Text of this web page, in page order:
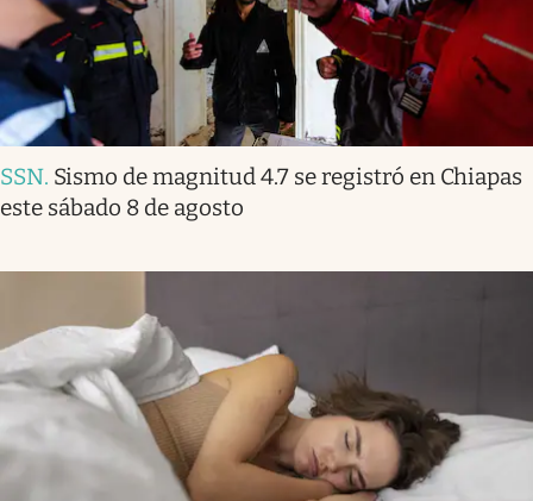
SSN. Sismo de magnitud 4.7 se registró en Chiapas
este sábado 8 de agosto